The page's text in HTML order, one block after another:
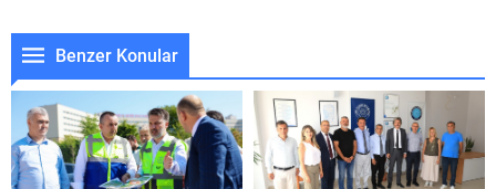
Benzer Konular